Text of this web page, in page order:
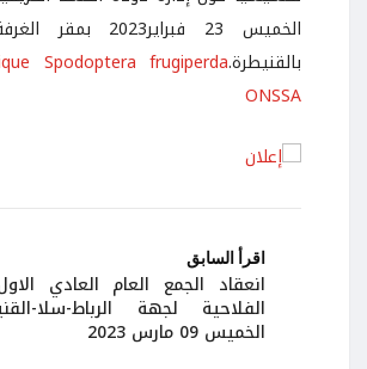
الخميس 23
بالقنيطرة.Spodoptera frugiperda
ONSSA
اقرأ السابق
انعقاد الجمع العام العادي
الفلاحية لجهة الرباط-سلا-
الخميس 09 مارس 2023